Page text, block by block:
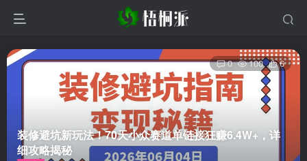
装修避坑新玩法！70天小众赛道单链接狂赚6.4W+，详
细攻略揭秘
0 100 6